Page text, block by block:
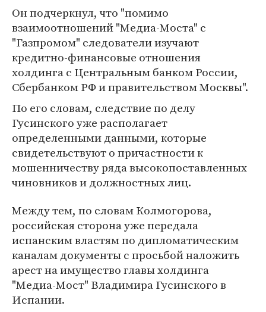
Он подчеркнул, что "помимо
взаимоотношений "Медиа-Моста" с
"Газпромом" следователи изучают
кредитно-финансовые отношения
холдинга с Центральным банком России,
Сбербанком РФ и правительством Москвы".
По его словам, следствие по делу
Гусинского уже располагает
определенными данными, которые
свидетельствуют о причастности к
мошенничеству ряда высокопоставленных
чиновников и должностных лиц.
Между тем, по словам Колмогорова,
российская сторона уже передала
испанским властям по дипломатическим
каналам документы с просьбой наложить
арест на имущество главы холдинга
"Медиа-Мост" Владимира Гусинского в
Испании.